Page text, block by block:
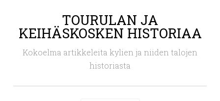
sisältöön
TOURULAN JA
KEIHÄSKOSKEN HISTORIAA
Kokoelma artikkeleita kylien ja niiden talojen
historiasta